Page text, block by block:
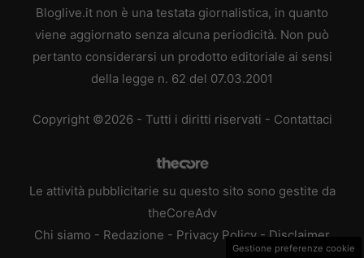
Bloglive.it non è una testata giornalistica, in quanto
viene aggiornato senza alcuna periodicità. Non può
pertanto considerarsi un prodotto editoriale ai sensi
della legge n. 62 del 07.03.2001
Copyright ©2026 - Tutti i diritti riservati - Contattaci
Le attività pubblicitarie su questo sito sono gestite da
theCoreAdv
Chi siamo - Redazione - Privacy Policy - Disclaimer
Gestione preferenze cookie